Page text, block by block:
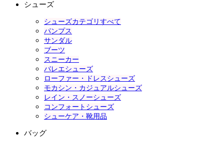
シューズ
シューズカテゴリすべて
パンプス
サンダル
ブーツ
スニーカー
バレエシューズ
ローファー・ドレスシューズ
モカシン・カジュアルシューズ
レイン・スノーシューズ
コンフォートシューズ
シューケア・靴用品
バッグ